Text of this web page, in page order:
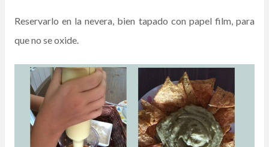
Reservarlo en la nevera, bien tapado con papel film, para
que no se oxide.